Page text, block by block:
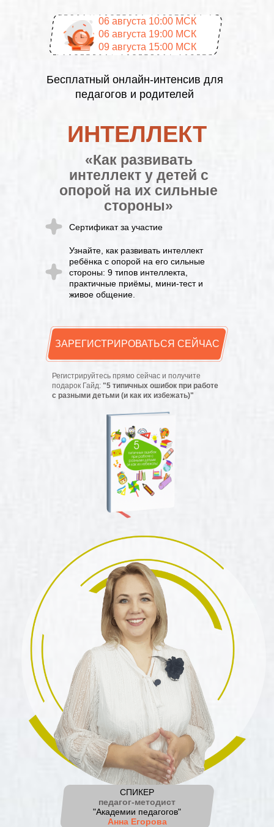
06 августа 10:00 МСК
06 августа 19:00 МСК
09 августа 15:00 МСК
Бесплатный онлайн-интенсив для
педагогов и родителей
«Как развивать
интеллект у детей с
опорой на их сильные
стороны»
Узнайте, как развивать интеллект
ребёнка с опорой на его сильные
стороны: 9 типов интеллекта,
практичные приёмы, мини-тест и
живое общение.
Регистрируйтесь прямо сейчас и получите
подарок Гайд: "5 типичных ошибок при работе
с разными детьми (и как их избежать)"
СПИКЕР
педагог-методист
"Академии педагогов"
Анна Егорова
ЗАРЕГИСТРИРОВАТЬСЯ СЕЙЧАС
ИНТЕЛЛЕКТ
Сертификат за участие